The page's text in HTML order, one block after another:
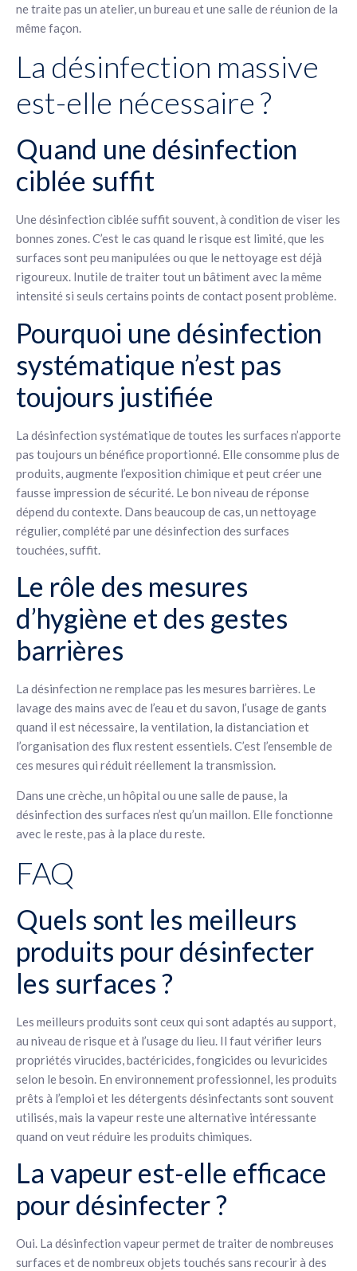
ne traite pas un atelier, un bureau et une salle de réunion de la
même façon.
La désinfection massive
est-elle nécessaire ?
Quand une désinfection
ciblée suffit
Une désinfection ciblée suffit souvent, à condition de viser les
bonnes zones. C’est le cas quand le risque est limité, que les
surfaces sont peu manipulées ou que le nettoyage est déjà
rigoureux. Inutile de traiter tout un bâtiment avec la même
intensité si seuls certains points de contact posent problème.
Pourquoi une désinfection
systématique n’est pas
toujours justifiée
La désinfection systématique de toutes les surfaces n’apporte
pas toujours un bénéfice proportionné. Elle consomme plus de
produits, augmente l’exposition chimique et peut créer une
fausse impression de sécurité. Le bon niveau de réponse
dépend du contexte. Dans beaucoup de cas, un nettoyage
régulier, complété par une désinfection des surfaces
touchées, suffit.
Le rôle des mesures
d’hygiène et des gestes
barrières
La désinfection ne remplace pas les mesures barrières. Le
lavage des mains avec de l’eau et du savon, l’usage de gants
quand il est nécessaire, la ventilation, la distanciation et
l’organisation des flux restent essentiels. C’est l’ensemble de
ces mesures qui réduit réellement la transmission.
Dans une crèche, un hôpital ou une salle de pause, la
désinfection des surfaces n’est qu’un maillon. Elle fonctionne
avec le reste, pas à la place du reste.
FAQ
Quels sont les meilleurs
produits pour désinfecter
les surfaces ?
Les meilleurs produits sont ceux qui sont adaptés au support,
au niveau de risque et à l’usage du lieu. Il faut vérifier leurs
propriétés virucides, bactéricides, fongicides ou levuricides
selon le besoin. En environnement professionnel, les produits
prêts à l’emploi et les détergents désinfectants sont souvent
utilisés, mais la vapeur reste une alternative intéressante
quand on veut réduire les produits chimiques.
La vapeur est-elle efficace
pour désinfecter ?
Oui. La désinfection vapeur permet de traiter de nombreuses
surfaces et de nombreux objets touchés sans recourir à des